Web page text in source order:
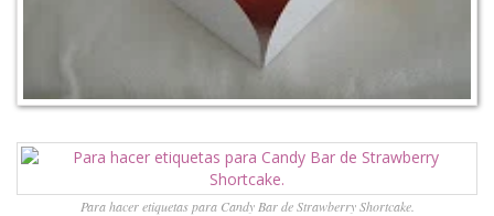
Para hacer etiquetas para Candy Bar de Strawberry Shortcake.